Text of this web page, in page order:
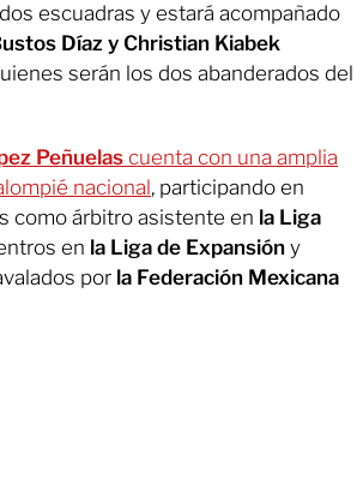
escuadras y estará acompañado
Díaz y Christian Kiabek
serán los dos abanderados del
Peñuelas cuenta con una amplia
nacional, participando en
como árbitro asistente en la Liga
en la Liga de Expansión y
por la Federación Mexicana